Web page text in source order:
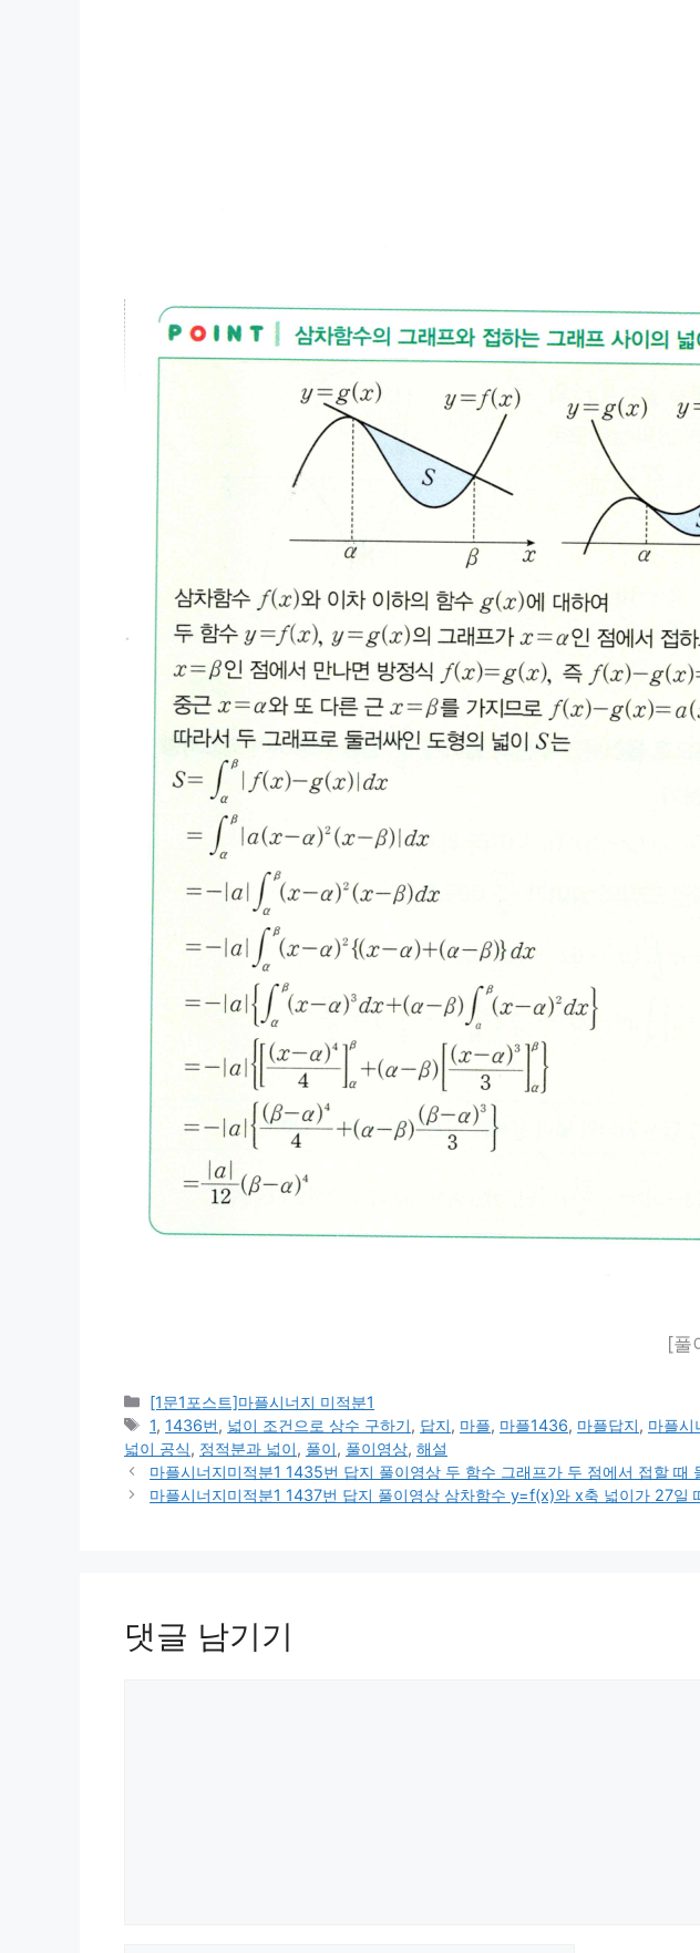
[풀
카
테
고
리
[1문1포스트]마플시너지 미적분1
태
그
1, 1436번, 넓이 조건으로 상수 구하기, 답지, 마플, 마플1436, 마플답지, 마플시
넓이 공식, 정적분과 넓이, 풀이, 풀이영상, 해설
마플시너지미적분1 1435번 답지 풀이영상 두 함수 그래프가 두 점에서 접할 때
마플시너지미적분1 1437번 답지 풀이영상 삼차함수 y=f(x)와 x축 넓이가 27일
댓글 남기기